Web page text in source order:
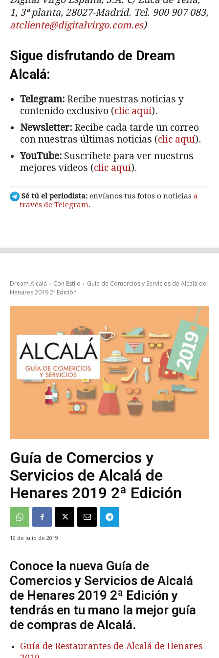
1, 3ª planta, 28027-Madrid. Tel. 900 907 083,
atcliente@digitalvirgo.com.es)
Sigue disfrutando de Dream
Alcalá:
Telegram: Recibe nuestras noticias y
contenido exclusivo (clic aquí).
Newsletter: Recibe cada tarde un correo
con nuestras últimas noticias (clic aquí).
YouTube: Suscríbete para ver nuestros
mejores vídeos (clic aquí).
Sé tú el periodista: envíanos tus fotos o noticias a
través de Telegram.